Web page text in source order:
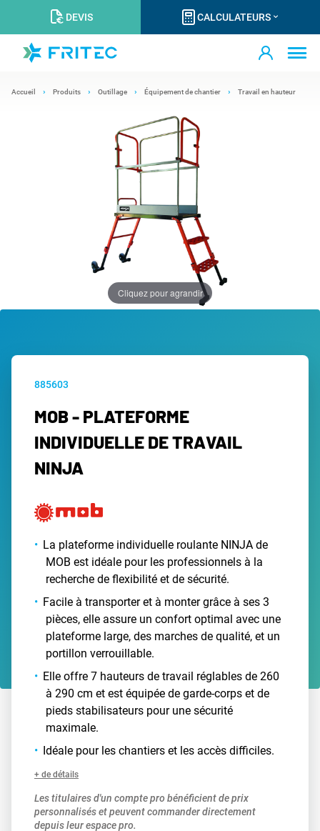
DEVIS CALCULATEURS
Accueil Produits Outillage Équipement de chantier Travail en hauteur
Cliquez pour agrandir
885603
MOB - PLATEFORME
INDIVIDUELLE DE TRAVAIL
NINJA
La plateforme individuelle roulante NINJA de
MOB est idéale pour les professionnels à la
recherche de flexibilité et de sécurité.
Facile à transporter et à monter grâce à ses 3
pièces, elle assure un confort optimal avec une
plateforme large, des marches de qualité, et un
portillon verrouillable.
Elle offre 7 hauteurs de travail réglables de 260
à 290 cm et est équipée de garde-corps et de
pieds stabilisateurs pour une sécurité
maximale.
Idéale pour les chantiers et les accès difficiles.
+ de détails
Les titulaires d'un compte pro bénéficient de prix
personnalisés et peuvent commander directement
depuis leur espace pro.